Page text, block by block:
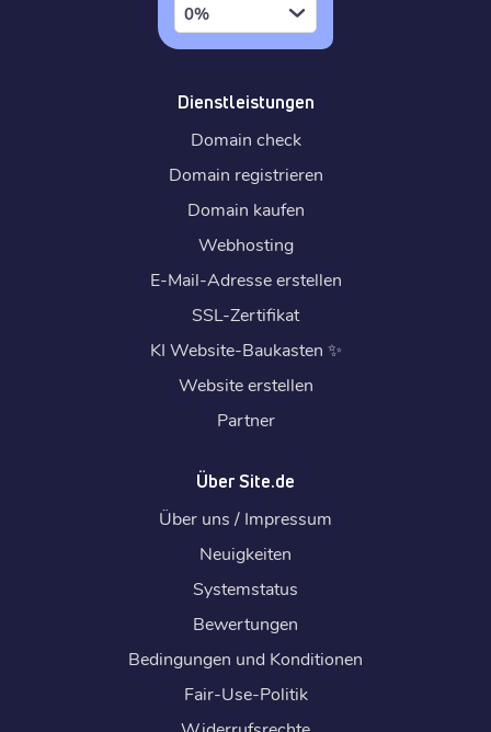
0%
Dienstleistungen
Domain check
Domain registrieren
Domain kaufen
Webhosting
E-Mail-Adresse erstellen
SSL-Zertifikat
KI Website-Baukasten ✨
Website erstellen
Partner
Über Site.de
Über uns / Impressum
Neuigkeiten
Systemstatus
Bewertungen
Bedingungen und Konditionen
Fair-Use-Politik